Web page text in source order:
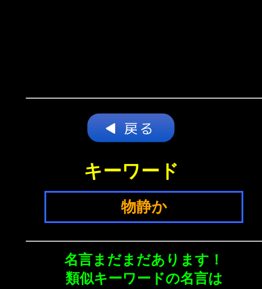
キーワード
物静か
名言まだまだあります！
類似キーワードの名言は